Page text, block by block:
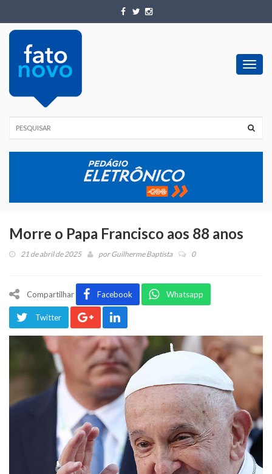
Morre o Papa Francisco aos 88 anos
21 de abril de 2025 porGuilherme Baptista 0
Compartilhar Facebook Whatsapp
Twitter